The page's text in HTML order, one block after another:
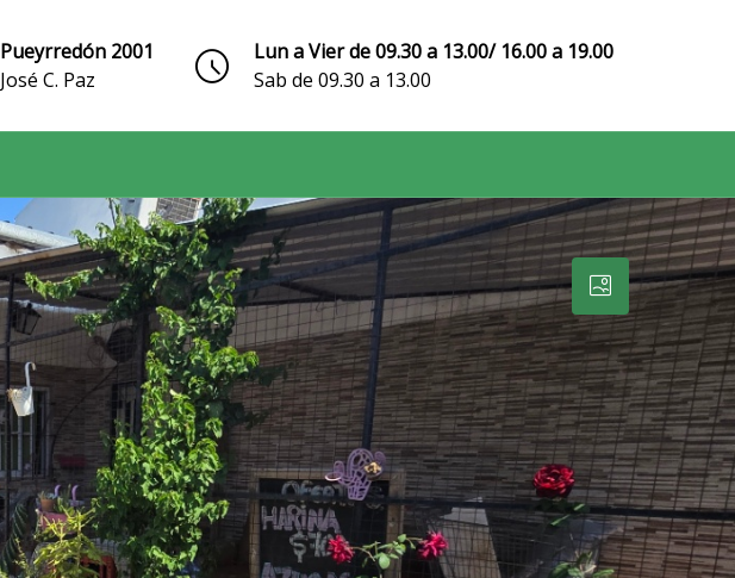
Pueyrredón 2001
José C. Paz
Lun a Vier de 09.30 a 13.00/ 16.00 a 19.00
Sab de 09.30 a 13.00